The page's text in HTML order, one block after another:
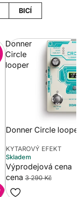
BICÍ
Donner
Circle
looper
Donner Circle looper
KYTAROVÝ EFEKT
Skladem
Výprodejová cena
cena3 290 Kč